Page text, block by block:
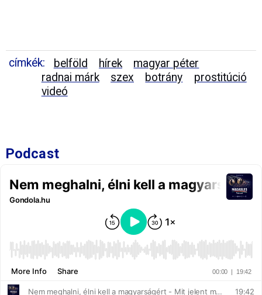
címkék: belföld hírek
magyar péter
radnai márk
szex botrány
prostitúció
videó
Podcast